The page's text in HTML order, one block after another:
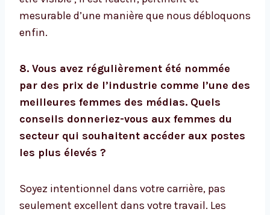
mesurable d’une manière que nous débloquons
enfin.
8. Vous avez régulièrement été nommée
par des prix de l’industrie comme l’une des
meilleures femmes des médias. Quels
conseils donneriez-vous aux femmes du
secteur qui souhaitent accéder aux postes
les plus élevés ?
Soyez intentionnel dans votre carrière, pas
seulement excellent dans votre travail. Les